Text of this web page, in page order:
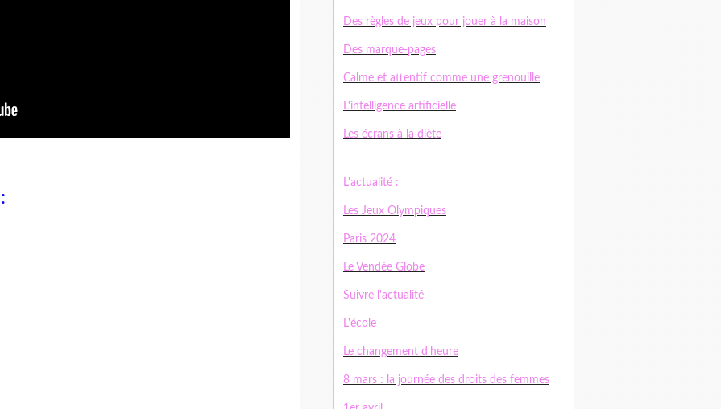
Des règles de jeux pour jouer à la maison
Des marque-pages
Calme et attentif comme une grenouille
L'intelligence artificielle
Les écrans à la diète
L'actualité :
Les Jeux Olympiques
Paris 2024
Le Vendée Globe
Suivre l'actualité
L'école
Le changement d'heure
8 mars : la journée des droits des femmes